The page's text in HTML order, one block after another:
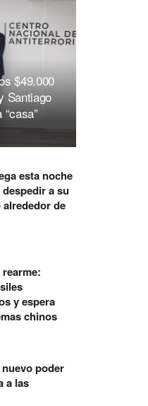
$49.000
Santiago
esta noche
a su
de
y espera
chinos
poder
a las